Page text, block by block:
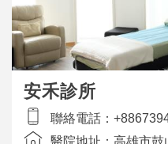
安禾診所
聯絡電話：
醫院地址： 高雄市鼓